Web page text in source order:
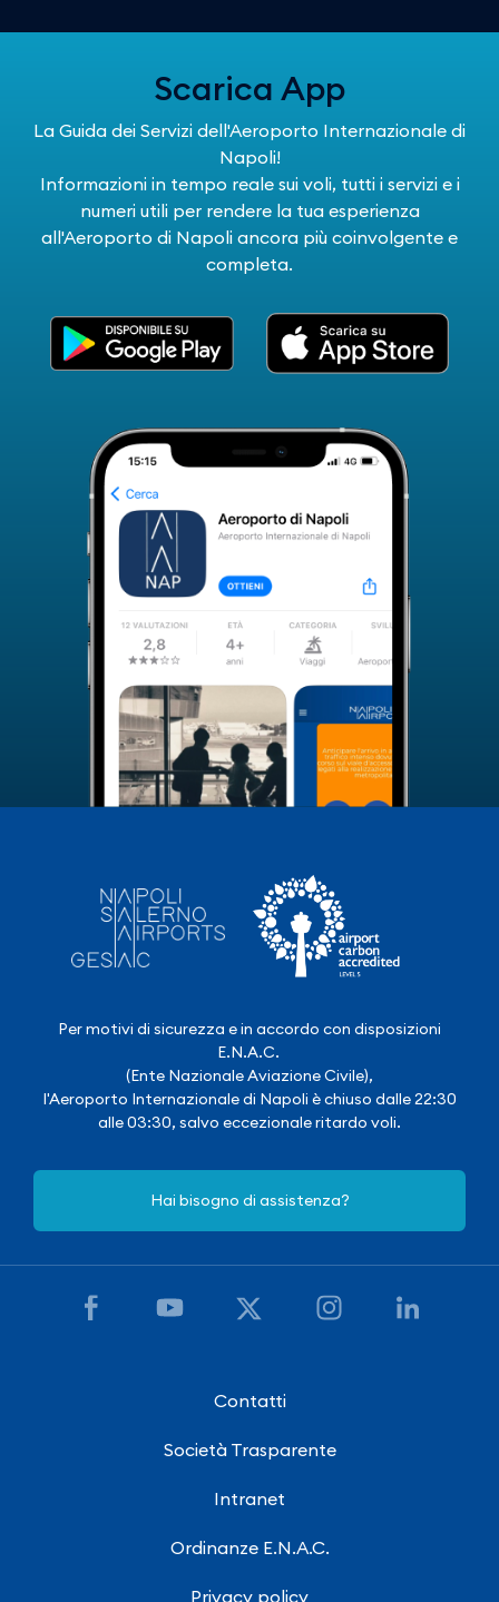
Scarica App
La Guida dei Servizi dell'Aeroporto Internazionale di
Napoli!
Informazioni in tempo reale sui voli, tutti i servizi e i
numeri utili per rendere la tua esperienza
all'Aeroporto di Napoli ancora più coinvolgente e
completa.
Per motivi di sicurezza e in accordo con disposizioni
E.N.A.C.
(Ente Nazionale Aviazione Civile),
l'Aeroporto Internazionale di Napoli è chiuso dalle 22:30
alle 03:30, salvo eccezionale ritardo voli.
Hai bisogno di assistenza?
Contatti
Società Trasparente
Intranet
Ordinanze E.N.A.C.
Privacy policy